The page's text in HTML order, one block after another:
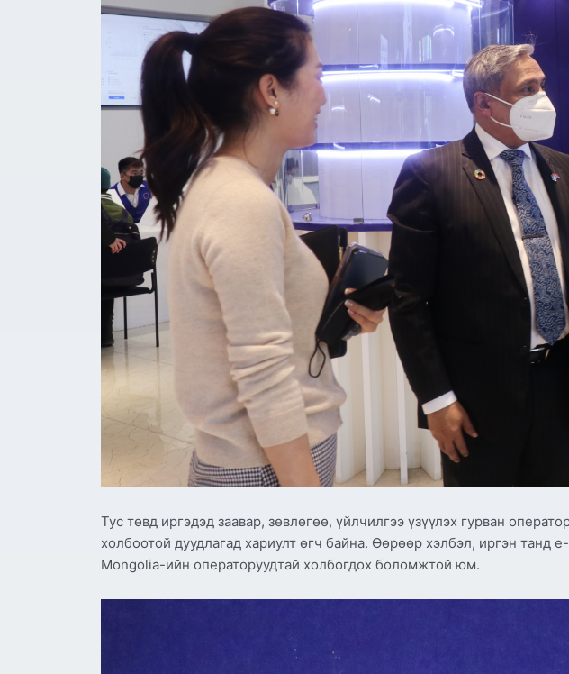
Тус төвд иргэдэд заавар, зөвлөгөө, үйлчилгээ үзүүлэх гурван
холбоотой дуудлагад хариулт өгч байна. Өөрөөр хэлбэл, иргэн танд
Mongolia-ийн операторуудтай холбогдох боломжтой юм.